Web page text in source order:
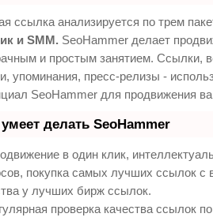
ссылка анализируется по трем
и SMM. SeoHammer делает
и простым занятием. Ссылки,
упоминания, пресс-релизы -
SeoHammer для продвижения
делать SeoHammer
в один клик,
покупка самых лучших ссылок с
у лучших бирж ссылок.
проверка качества ссылок